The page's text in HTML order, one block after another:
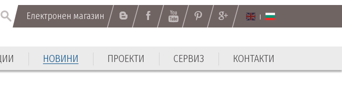
Електронен магазин
НОВИНИ ПРОЕКТИ СЕРВИЗ КОНТАКТИ
Електронен магазин